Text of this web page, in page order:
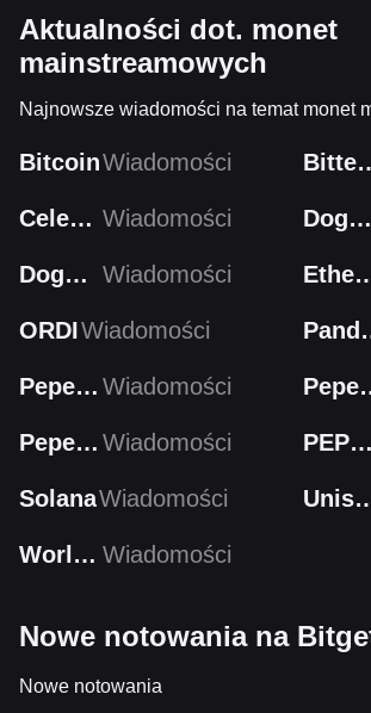
Aktualności dot. monet
mainstreamowych
Najnowsze wiadomości na temat monet
BitcoinWiadomości
Celestia Wiadomości Dogecoin
Dogecoin Wiadomości
ORDIWiadomości
PepeCoin Wiadomości
Pepecoin Wiadomości PEPECOIN
SolanaWiadomości
Worldcoin Wiadomości
Nowe notowania na
Nowe notowania